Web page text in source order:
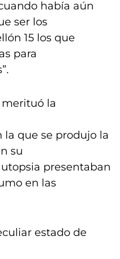
había aún
ser los
15 los que
para
merituó la
que se produjo la
su
presentaban
en las
estado de